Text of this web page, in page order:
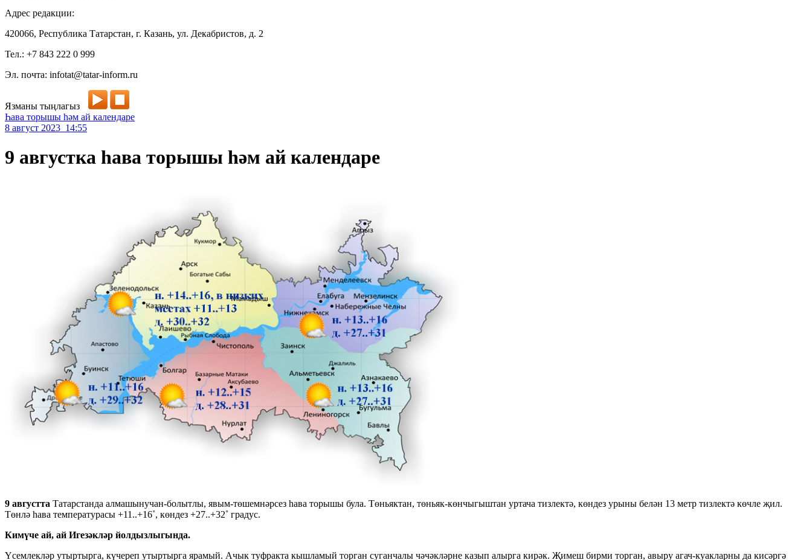
Адрес редакции:
420066, Республика Татарстан, г. Казань, ул. Декабристов, д. 2
Тел.: +7 843 222 0 999
Эл. почта: infotat@tatar-inform.ru
Язманы тыңлагыз
Һава торышы һәм ай календаре
8 август 2023 14:55
9 августка һава торышы һәм ай календаре
9 августта Татарстанда алмашынучан-болытлы, явым-төшемнәрсез һава торышы була. Төньяктан, төньяк-көнчыгыштан уртача тизлектә, көндез урыны белән 13 метр тизлектә көчле җил.
Төнлә һава температурасы +11..+16˚, көндез +27..+32˚ градус.
Кимүче ай, ай Игезәкләр йолдызлыгында.
Үсемлекләр утыртырга, күчереп утыртырга ярамый. Ачык туфракта кышламый торган суганчалы чәчәкләрне казып алырга кирәк. Җимеш бирми торган, авыру агач-куакларны да кисәргә